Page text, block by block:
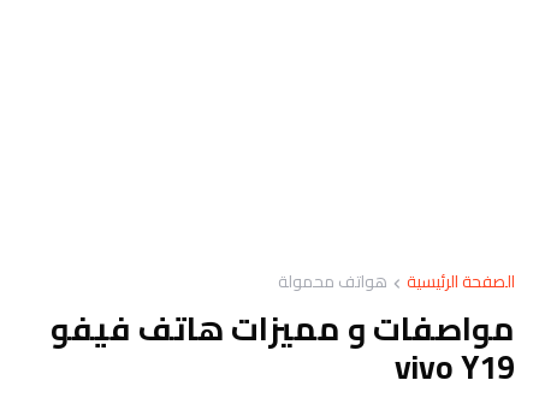
الصفحة الرئيسية هواتف محمولة
مواصفات و مميزات هاتف فيفو
vivo Y19